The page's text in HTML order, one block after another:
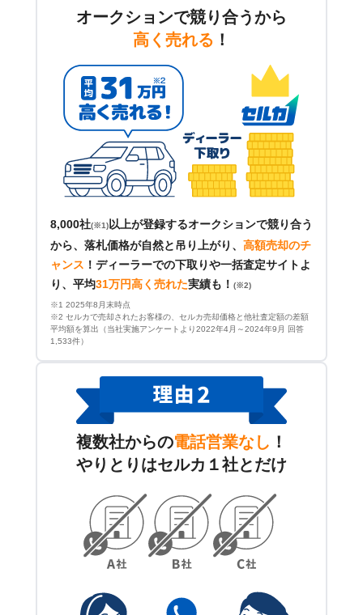
オークションで競り合うから
高く売れる ！
8,000社(※1) 以上が登録するオークションで競り合う
から、落札価格が自然と吊り上がり、 高額売却のチ
ャンス ！ ディーラーでの下取りや一括査定サイトよ
り、平均31万円高く売れた実績も！ (※2)
※1 2025年8月末時点
※2 セルカで売却されたお客様の、セルカ売却価格と他社査定額の差額
平均額を算出（当社実施アンケートより2022年4月～2024年9月 回答
1,533件）
複数社からの電話営業なし ！
やりとりはセルカ１社とだけ